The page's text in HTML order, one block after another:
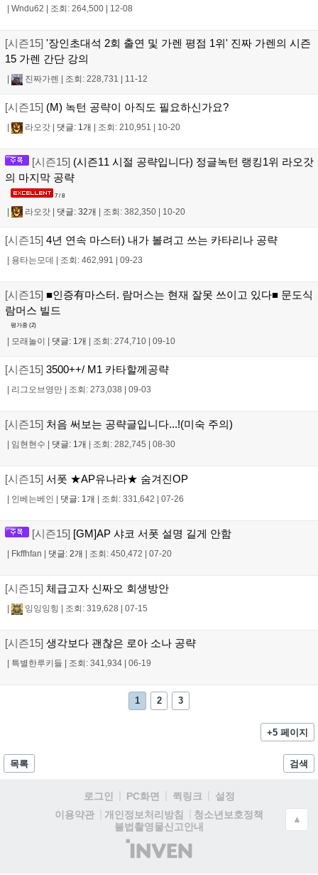
Wndu62 조회: 264,500 12-08
[시즌15] '장인초대석 2회 출연 및 가렌 평점 1위' 진짜 가렌의 시즌
15 가렌 간단 강의
진짜가렌 조회: 228,731 11-12
[시즌15] (M) 녹턴 공략이 아직도 필요하신가요?
라오갓 댓글: 1개 조회: 210,951 10-20
[시즌15] (시즌11 시절 공략입니다) 정글녹턴 랭킹1위 라오갓
의 마지막 공략
7 / 8
| 라오갓 | 댓글: 32개 | 조회: 382,350 | 10-20
[시즌15] 4년 연속 마스터) 내가 볼려고 쓰는 카타리나 공략
| 용타는모데 | 조회: 462,991 | 09-23
[시즌15] ■인증有마스터. 람머스는 현재 잘못 쓰이고 있다■ 문도식
람머스 빌드
평가중 (2)
| 모래놀이 | 댓글: 1개 | 조회: 274,710 | 09-10
[시즌15] 3500++/ M1 카타할께공략
| 리그오브영만 | 조회: 273,038 | 09-03
[시즌15] 처음 써보는 공략글입니다...!(미숙 주의)
| 임현현수 | 댓글: 1개 | 조회: 282,745 | 08-30
[시즌15] 서폿 ★AP유나라★ 숨겨진OP
| 인베는베인 | 댓글: 1개 | 조회: 331,642 | 07-26
[시즌15] [GM]AP 샤코 서폿 설명 길게 안함
| Fkffhfan | 댓글: 2개 | 조회: 450,472 | 07-20
[시즌15] 체급고자 신짜오 회생방안
| 잉잉잉힝 | 조회: 319,628 | 07-15
[시즌15] 생각보다 괜찮은 로아 소나 공략
| 특별한루키들 | 조회: 341,934 | 06-19
1 2 3
+5 페이지
목록 검색
로그인 PC화면 퀵링크
설정
이용약관
개인정보처리방침
청소년보호정책
불법촬영물신고안내
(주)
인
▲